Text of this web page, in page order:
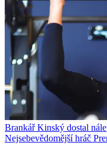
Brankář Kinský dostal
Nejsebevědomější hráč